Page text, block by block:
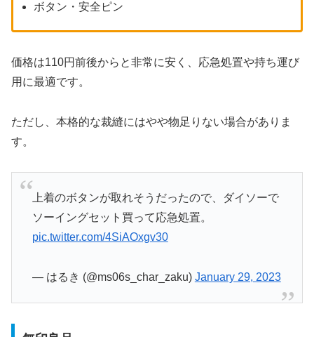
ボタン・安全ピン
価格は110円前後からと非常に安く、応急処置や持ち運び
用に最適です。
ただし、本格的な裁縫にはやや物足りない場合がありま
す。
上着のボタンが取れそうだったので、ダイソーで
ソーイングセット買って応急処置。
pic.twitter.com/4SiAOxgv30
— はるき (@ms06s_char_zaku) January 29, 2023